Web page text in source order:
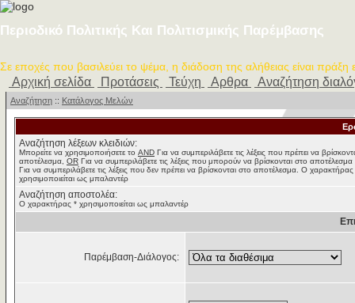
Περιοδικό Πολιτικής Και Πολιτισμικής Παρέμβασης
Σε εποχές που βασιλεύει το ψέμα, η διάδοση της αλήθειας είναι πράξη
Αρχική σελίδα Προτάσεις Τεύχη Αρθρα Αναζήτηση
Αναζήτηση :: Κατάλογος Μελών
Αναζήτηση λέξεων κλειδιών:
Μπορείτε να χρησιμοποιήσετε το AND Για να συμπεριλάβετε τις λέξεις που πρέπει να
αποτέλεσμα, OR Για να συμπεριλάβετε τις λέξεις που μπορούν να βρίσκονται στο αποτέλεσμα
Για να συμπεριλάβετε τις λέξεις που δεν πρέπει να βρίσκονται στο αποτέλεσμα. Ο
χρησιμοποιείται ως μπαλαντέρ
Αναζήτηση αποστολέα:
Ο χαρακτήρας * χρησιμοποιείται ως μπαλαντέρ
Παρέμβαση-Διάλογος: